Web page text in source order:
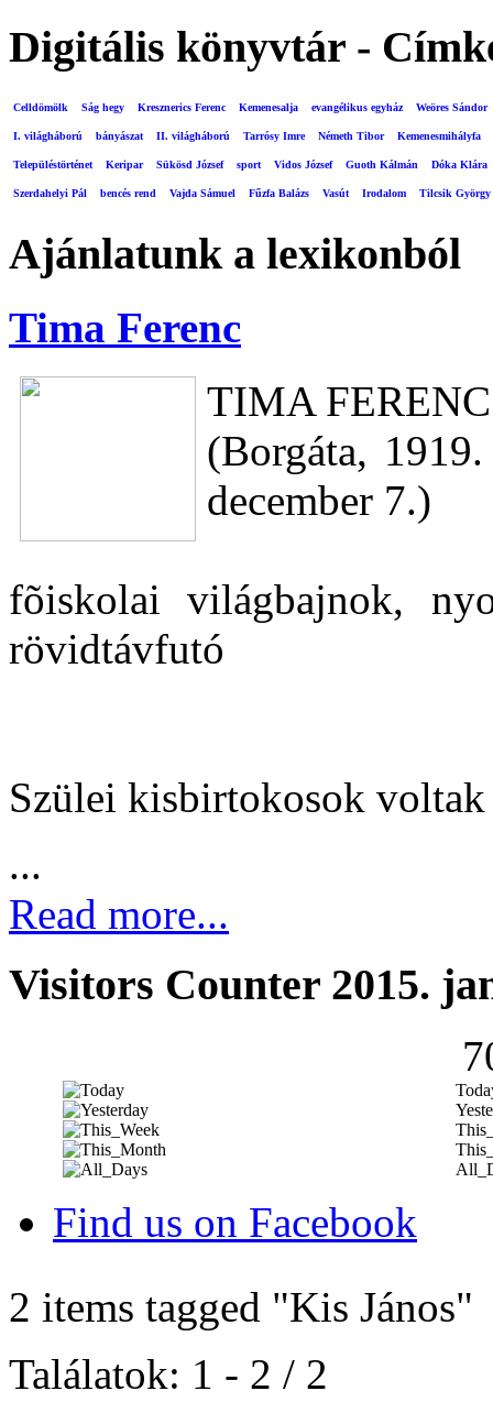
Digitális könyvtár -
Celldömölk Ság hegy Kresznerics Ferenc Kemenesalja evangélikus egyház Weöres Sándor
I. világháború bányászat II. világháború Tarrósy Imre Németh Tibor Kemenesmihályfa
Településtörténet Keripar Sükösd József sport Vidos József Guoth Kálmán Dóka Klára
Szerdahelyi Pál bencés rend Vajda Sámuel Fűzfa Balázs Vasút Irodalom Tilcsik György
Ajánlatunk a lexikonból
Tima Ferenc
TIMA FERENC
(Borgáta,
december 7.)
fõiskolai világbajnok,
rövidtávfutó
Szülei kisbirtokosok voltak
...
Read more...
Visitors Counter 2015.
Find us on Facebook
2 items tagged "Kis János"
Találatok: 1 - 2 / 2